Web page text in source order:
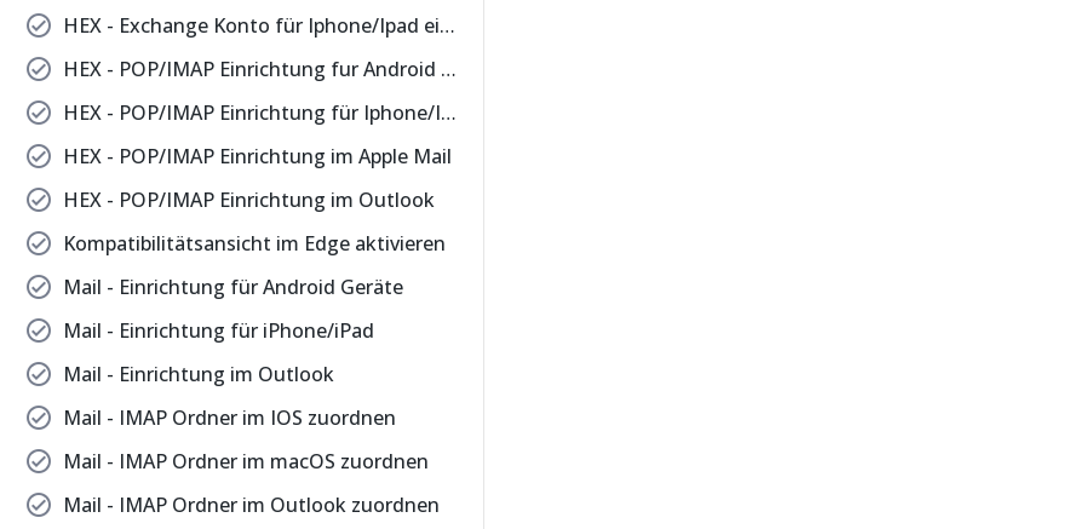
check_circle HEX - Exchange Konto für Iphone/Ipad einrichten
check_circle HEX - POP/IMAP Einrichtung fur Android Geräte
check_circle HEX - POP/IMAP Einrichtung für Iphone/Ipad
check_circle HEX - POP/IMAP Einrichtung im Apple Mail
check_circle HEX - POP/IMAP Einrichtung im Outlook
check_circle Kompatibilitätsansicht im Edge aktivieren
check_circle Mail - Einrichtung für Android Geräte
check_circle Mail - Einrichtung für iPhone/iPad
check_circle Mail - Einrichtung im Outlook
check_circle Mail - IMAP Ordner im IOS zuordnen
check_circle Mail - IMAP Ordner im macOS zuordnen
check_circle Mail - IMAP Ordner im Outlook zuordnen